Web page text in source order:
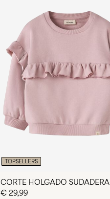
TOPSELLERS
CORTE HOLGADO SUDADERA
€ 29,99